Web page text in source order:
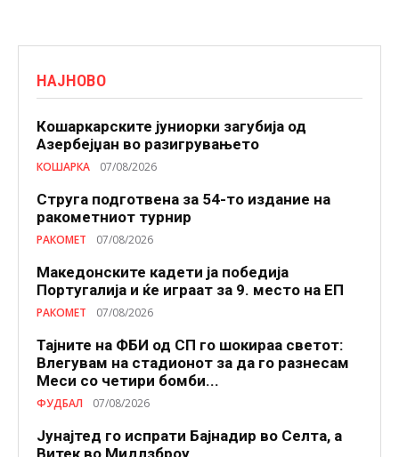
НАЈНОВО
Кошаркарските јуниорки загубија од
Азербејџан во разигрувањето
КОШАРКА 07/08/2026
Струга подготвена за 54-то издание на
ракометниот турнир
РАКОМЕТ 07/08/2026
Македонските кадети ја победија
Португалија и ќе играат за 9. место на ЕП
РАКОМЕТ 07/08/2026
Тајните на ФБИ од СП го шокираа светот:
Влегувам на стадионот за да го разнесам
Меси со четири бомби...
ФУДБАЛ 07/08/2026
Јунајтед го испрати Бајнадир во Селта, а